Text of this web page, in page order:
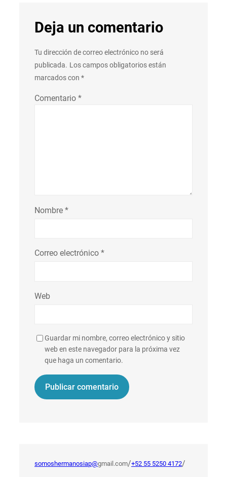
Deja un comentario
Tu dirección de correo electrónico no será
publicada. Los campos obligatorios están
marcados con *
Comentario *
Nombre *
Correo electrónico *
Web
Guardar mi nombre, correo electrónico y sitio
web en este navegador para la próxima vez
que haga un comentario.
somoshermanosiap@gmail.com/+52 55 5250 4172/